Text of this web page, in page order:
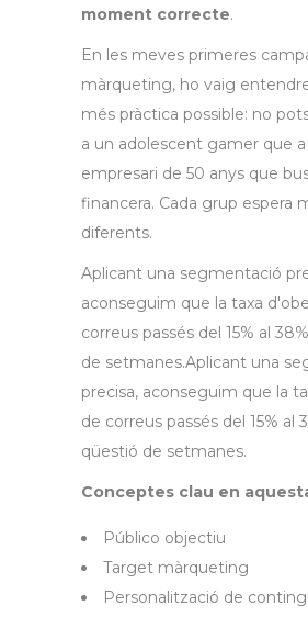
moment correcte.
En les meves primeres
màrqueting, ho vaig
més pràctica possible: no
a un adolescent gamer que
empresari de 50 anys que
financera. Cada grup espera
diferents.
Aplicant una segmentació
aconseguim que la taxa
correus passés del 15% al
de setmanes.Aplicant una
precisa, aconseguim que la
de correus passés del 15% al
qüestió de setmanes.
Conceptes clau en
Público objectiu
Target màrqueting
Personalització de